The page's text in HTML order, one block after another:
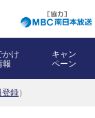
かけ
報
キャン
ペーン
登録）